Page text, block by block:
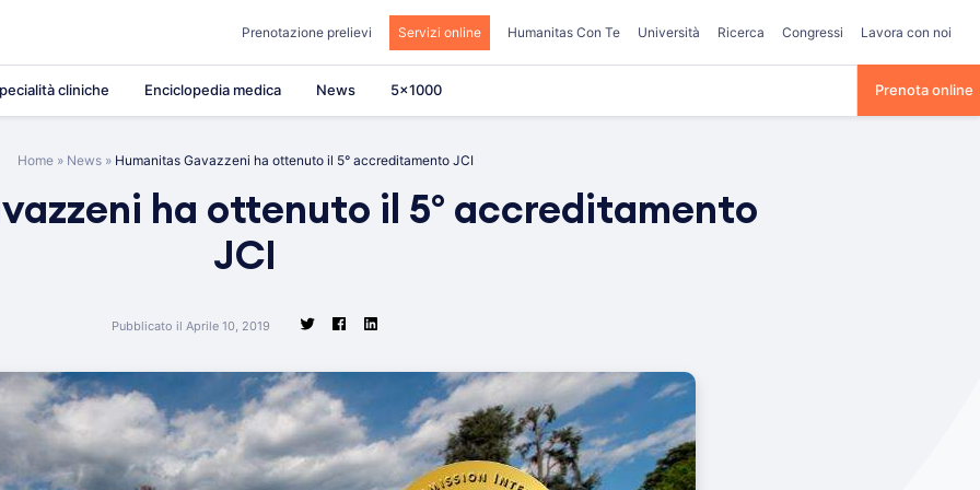
Prenotazione prelievi Servizi online Humanitas Con Te Università Ricerca Congressi Lavora con noi
cliniche Enciclopedia medica News 5×1000 Prenota online
Home» News» Humanitas Gavazzeni ha ottenuto il 5° accreditamento JCI
ha ottenuto il 5° accreditamento
JCI
Pubblicato il Aprile 10, 2019